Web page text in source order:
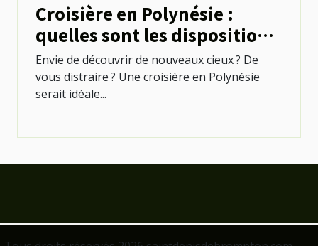
Croisière en Polynésie :
quelles sont les dispositions
à prendre ?
Envie de découvrir de nouveaux cieux ? De
vous distraire ? Une croisière en Polynésie
serait idéale...